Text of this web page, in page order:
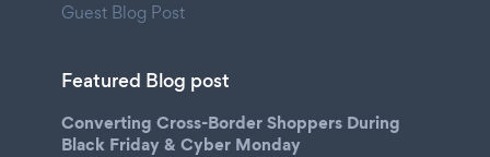
Guest Blog Post
Featured Blog post
Converting Cross-Border Shoppers During
Black Friday & Cyber Monday